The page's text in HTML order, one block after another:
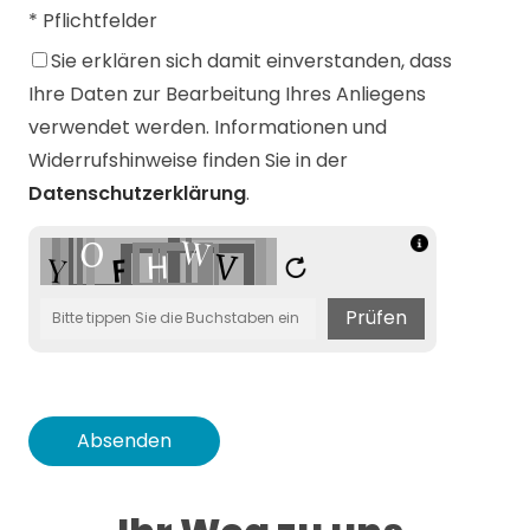
* Pflichtfelder
Sie erklären sich damit einverstanden, dass
Ihre Daten zur Bearbeitung Ihres Anliegens
verwendet werden. Informationen und
Widerrufshinweise finden Sie in der
Datenschutzerklärung.
Prüfen